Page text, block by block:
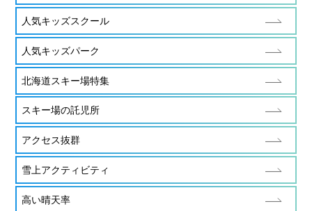
人気キッズスクール
人気キッズパーク
北海道スキー場特集
スキー場の託児所
アクセス抜群
雪上アクティビティ
高い晴天率